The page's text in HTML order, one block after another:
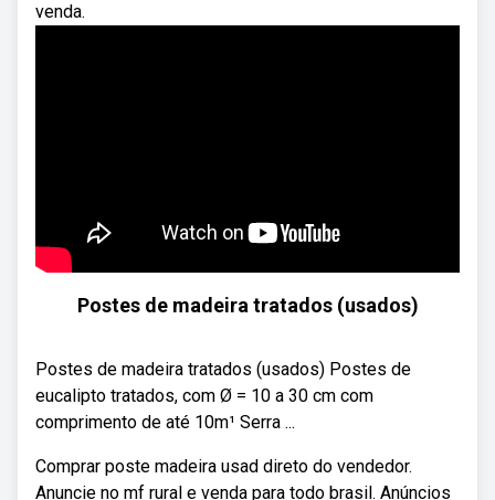
venda.
Postes de madeira tratados (usados)
Postes de madeira tratados (usados) Postes de
eucalipto tratados, com Ø = 10 a 30 cm com
comprimento de até 10m¹ Serra ...
Comprar poste madeira usad direto do vendedor.
Anuncie no mf rural e venda para todo brasil. Anúncios